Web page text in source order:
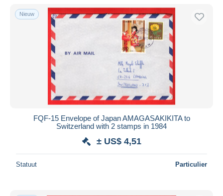
Nieuw
FQF-15 Envelope of Japan AMAGASAKIKITA to
Switzerland with 2 stamps in 1984
± US$ 4,51
Statuut Particulier